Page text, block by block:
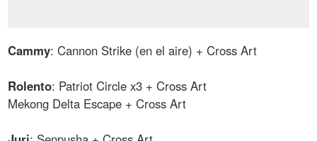
Cammy: Cannon Strike (en el aire) + Cross Art
Rolento: Patriot Circle x3 + Cross Art
Mekong Delta Escape + Cross Art